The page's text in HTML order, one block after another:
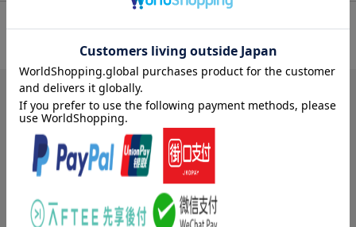
条件に満たないため、評価は表示できません。
投稿日：2026年06月17日
評価：
akira28270859
(無題)
付属のバックが欲しくて購入 良いしなを買えてうれしいです